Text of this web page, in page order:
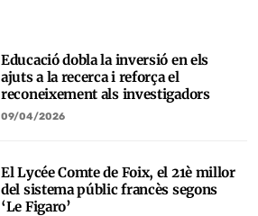
Educació dobla la inversió en els
ajuts a la recerca i reforça el
reconeixement als investigadors
09/04/2026
El Lycée Comte de Foix, el 21è millor
del sistema públic francès segons
‘Le Figaro’